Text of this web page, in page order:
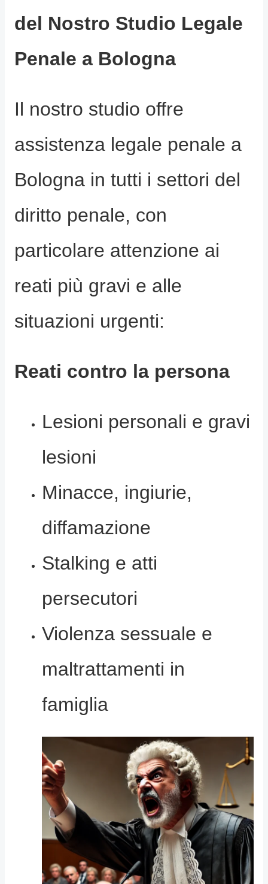
del Nostro Studio Legale
Penale a Bologna
Il nostro studio offre
assistenza legale penale a
Bologna in tutti i settori del
diritto penale, con
particolare attenzione ai
reati più gravi e alle
situazioni urgenti:
Reati contro la persona
Lesioni personali e gravi
lesioni
Minacce, ingiurie,
diffamazione
Stalking e atti
persecutori
Violenza sessuale e
maltrattamenti in
famiglia